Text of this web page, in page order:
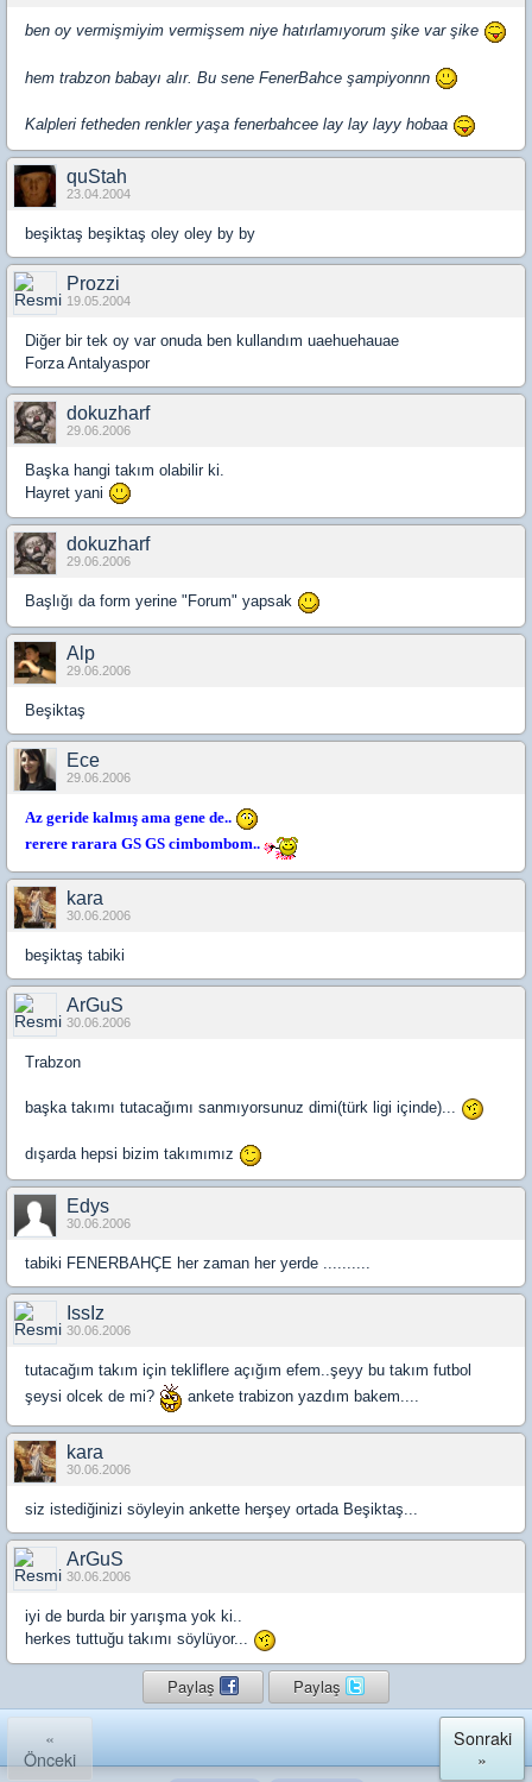
ben oy vermişmiyim vermişsem niye hatırlamıyorum şike var şike
hem trabzon babayı alır. Bu sene FenerBahce şampiyonnn
Kalpleri fetheden renkler yaşa fenerbahcee lay lay layy hobaa
quStah
23.04.2004
beşiktaş beşiktaş oley oley by by
Prozzi
19.05.2004
Diğer bir tek oy var onuda ben kullandım uaehuehauae
Forza Antalyaspor
dokuzharf
29.06.2006
Başka hangi takım olabilir ki.
Hayret yani
dokuzharf
29.06.2006
Başlığı da form yerine "Forum" yapsak
Alp
29.06.2006
Beşiktaş
Ece
29.06.2006
Az geride kalmış ama gene de..
rerere rarara GS GS cimbombom..
kara
30.06.2006
beşiktaş tabiki
ArGuS
30.06.2006
Trabzon
başka takımı tutacağımı sanmıyorsunuz dimi(türk ligi içinde)...
dışarda hepsi bizim takımımız
Edys
30.06.2006
tabiki FENERBAHÇE her zaman her yerde ..........
IssIz
30.06.2006
tutacağım takım için tekliflere açığım efem..şeyy bu takım futbol
şeysi olcek de mi?
ankete trabizon yazdım bakem....
kara
30.06.2006
siz istediğinizi söyleyin ankette herşey ortada Beşiktaş...
ArGuS
30.06.2006
iyi de burda bir yarışma yok ki..
herkes tuttuğu takımı söylüyor...
Paylaş Paylaş
«
Önceki
Sonraki
»